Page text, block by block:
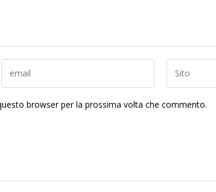
browser per la prossima volta che commento.